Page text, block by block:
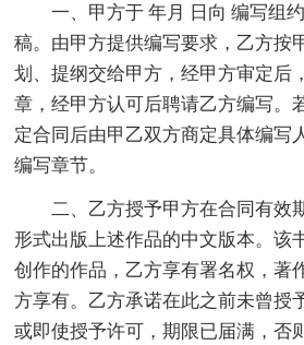
一、甲方于 年月 日向 编写组
稿。由甲方提供编写要求，乙方按
划、提纲交给甲方，经甲方审定后
章，经甲方认可后聘请乙方编写。
定合同后由甲乙双方商定具体编写
编写章节。
二、乙方授予甲方在合同有效
形式出版上述作品的中文版本。该
创作的作品，乙方享有署名权，著
方享有。乙方承诺在此之前未曾授
或即使授予许可，期限已届满，否